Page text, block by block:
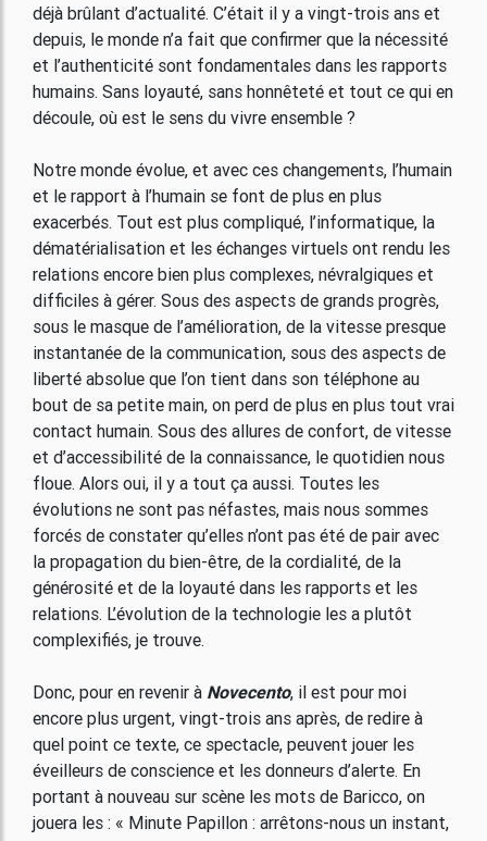
déjà brûlant d’actualité. C’était il y a vingt-trois ans et
depuis, le monde n’a fait que confirmer que la nécessité
et l’authenticité sont fondamentales dans les rapports
humains. Sans loyauté, sans honnêteté et tout ce qui en
découle, où est le sens du vivre ensemble ?
Notre monde évolue, et avec ces changements, l’humain
et le rapport à l’humain se font de plus en plus
exacerbés. Tout est plus compliqué, l’informatique, la
dématérialisation et les échanges virtuels ont rendu les
relations encore bien plus complexes, névralgiques et
difficiles à gérer. Sous des aspects de grands progrès,
sous le masque de l’amélioration, de la vitesse presque
instantanée de la communication, sous des aspects de
liberté absolue que l’on tient dans son téléphone au
bout de sa petite main, on perd de plus en plus tout vrai
contact humain. Sous des allures de confort, de vitesse
et d’accessibilité de la connaissance, le quotidien nous
floue. Alors oui, il y a tout ça aussi. Toutes les
évolutions ne sont pas néfastes, mais nous sommes
forcés de constater qu’elles n’ont pas été de pair avec
la propagation du bien-être, de la cordialité, de la
générosité et de la loyauté dans les rapports et les
relations. L’évolution de la technologie les a plutôt
complexifiés, je trouve.
Donc, pour en revenir à Novecento, il est pour moi
encore plus urgent, vingt-trois ans après, de redire à
quel point ce texte, ce spectacle, peuvent jouer les
éveilleurs de conscience et les donneurs d’alerte. En
portant à nouveau sur scène les mots de Baricco, on
jouera les : « Minute Papillon : arrêtons-nous un instant,